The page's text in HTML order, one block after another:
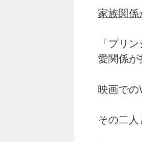
家族関
「プリ
愛関係が
映画での
その二人